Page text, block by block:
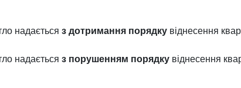
надаєтьсяз дотримання порядку віднесення
надаєтьсяз порушенням порядку віднесення